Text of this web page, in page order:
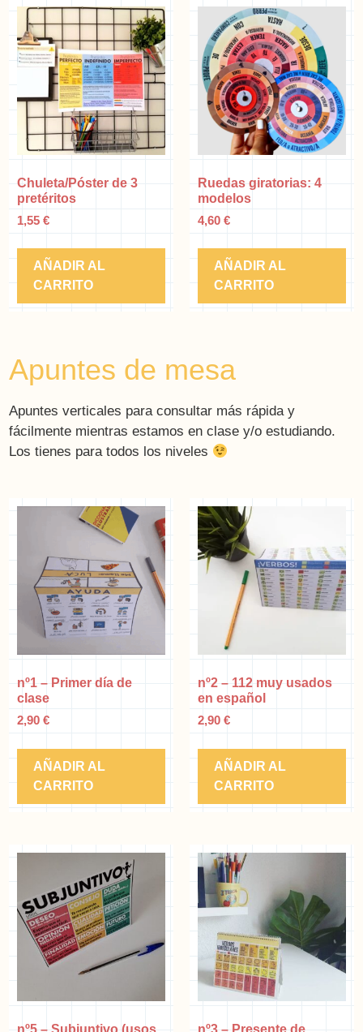
Chuleta/Póster de 3
pretéritos
1,55 €
AÑADIR AL
CARRITO
Ruedas giratorias: 4
modelos
4,60 €
AÑADIR AL
CARRITO
Apuntes de mesa
Apuntes verticales para consultar más rápida y
fácilmente mientras estamos en clase y/o estudiando.
Los tienes para todos los niveles
nº1 – Primer día de
clase
2,90 €
AÑADIR AL
CARRITO
nº2 – 112 muy usados
en español
2,90 €
AÑADIR AL
CARRITO
nº5 – Subjuntivo (usos nº3 – Presente de